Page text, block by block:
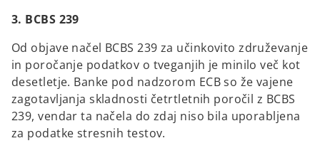
3. BCBS 239
Od objave načel BCBS 239 za učinkovito združevanje
in poročanje podatkov o tveganjih je minilo več kot
desetletje. Banke pod nadzorom ECB so že vajene
zagotavljanja skladnosti četrtletnih poročil z BCBS
239, vendar ta načela do zdaj niso bila uporabljena
za podatke stresnih testov.